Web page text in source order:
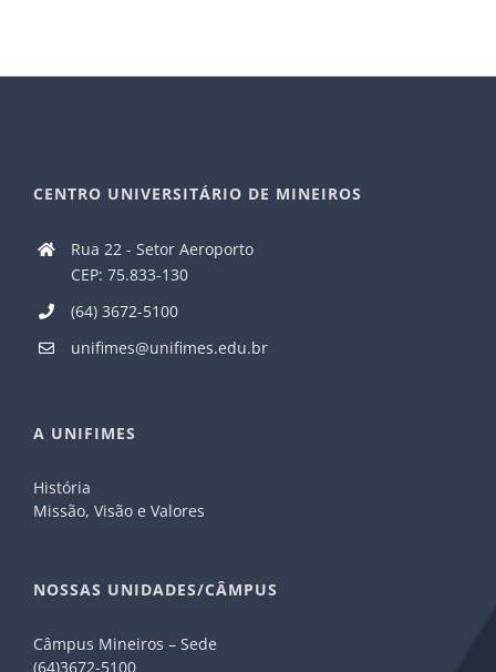
CENTRO UNIVERSITÁRIO DE MINEIROS
Rua 22 - Setor Aeroporto
CEP: 75.833-130
(64) 3672-5100
unifimes@unifimes.edu.br
A UNIFIMES
História
Missão, Visão e Valores
NOSSAS UNIDADES/CÂMPUS
Câmpus Mineiros – Sede
(64)3672-5100